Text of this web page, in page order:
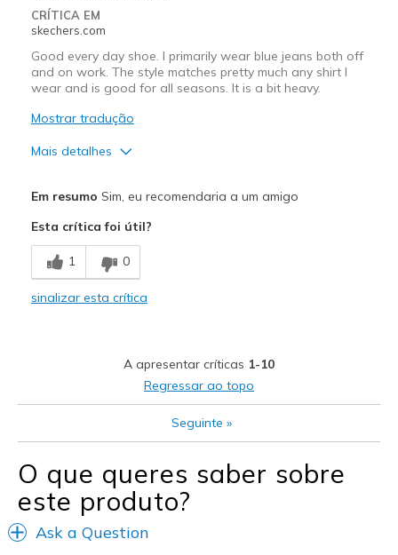
CRÍTICA EM
skechers.com
Good every day shoe. I primarily wear blue jeans both off
and on work. The style matches pretty much any shirt I
wear and is good for all seasons. It is a bit heavy.
Mostrar tradução
Mais detalhes
Durable
Stylish
Melhores utilizações
Casual Wear
Width
Feels true to width
Sizing
Feels true to size
View On Shoes
Shoes are for Wearing
Em resumo Sim, eu recomendaria a um amigo
Esta crítica foi útil?
1 0
sinalizar esta crítica
A apresentar críticas 1-10
Regressar ao topo
Seguinte »
O que queres saber sobre
este produto?
Ask a Question